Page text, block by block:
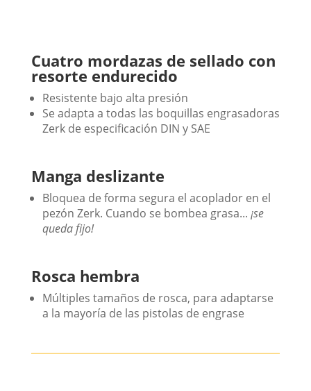
Cuatro mordazas de sellado con
resorte endurecido
Resistente bajo alta presión
Se adapta a todas las boquillas engrasadoras
Zerk de especificación DIN y SAE
Manga deslizante
Bloquea de forma segura el acoplador en el
pezón Zerk. Cuando se bombea grasa... ¡se
queda fijo!
Rosca hembra
Múltiples tamaños de rosca, para adaptarse
a la mayoría de las pistolas de engrase